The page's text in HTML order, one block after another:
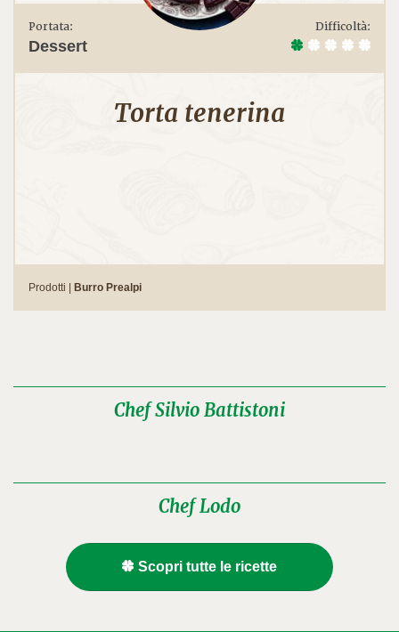
Portata:
Dessert
Difficoltà:
Torta tenerina
Prodotti | Burro Prealpi
Chef Silvio Battistoni
Chef Lodo
Scopri tutte le ricette